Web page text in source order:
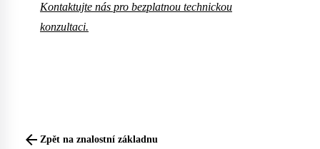
Kontaktujte nás pro bezplatnou technickou
konzultaci.
arrow_back Zpět na znalostní základnu